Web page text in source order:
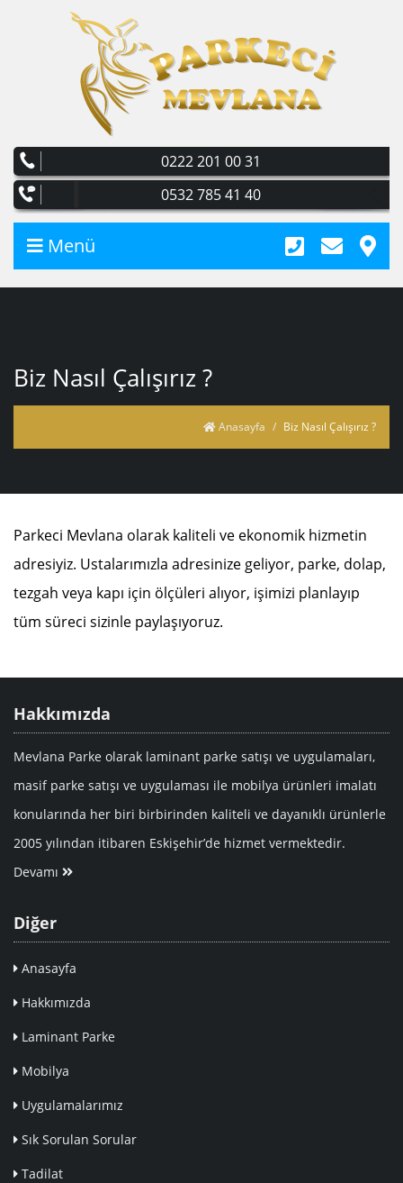
0222 201 00 31
0532 785 41 40
Menü
Biz Nasıl Çalışırız ?
Anasayfa Biz Nasıl Çalışırız ?
Parkeci Mevlana olarak kaliteli ve ekonomik hizmetin
adresiyiz. Ustalarımızla adresinize geliyor, parke, dolap,
tezgah veya kapı için ölçüleri alıyor, işimizi planlayıp
tüm süreci sizinle paylaşıyoruz.
Hakkımızda
Mevlana Parke olarak laminant parke satışı ve uygulamaları,
masif parke satışı ve uygulaması ile mobilya ürünleri imalatı
konularında her biri birbirinden kaliteli ve dayanıklı ürünlerle
2005 yılından itibaren Eskişehir’de hizmet vermektedir.
Devamı
Diğer
Anasayfa
Hakkımızda
Laminant Parke
Mobilya
Uygulamalarımız
Sık Sorulan Sorular
Tadilat